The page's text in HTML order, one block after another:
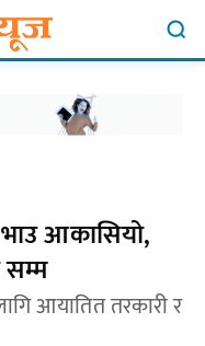
आकासियो,
सम्म
आयातित तरकारी र